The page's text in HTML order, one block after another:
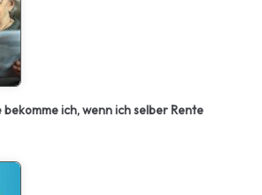
ich, wenn ich selber Rente